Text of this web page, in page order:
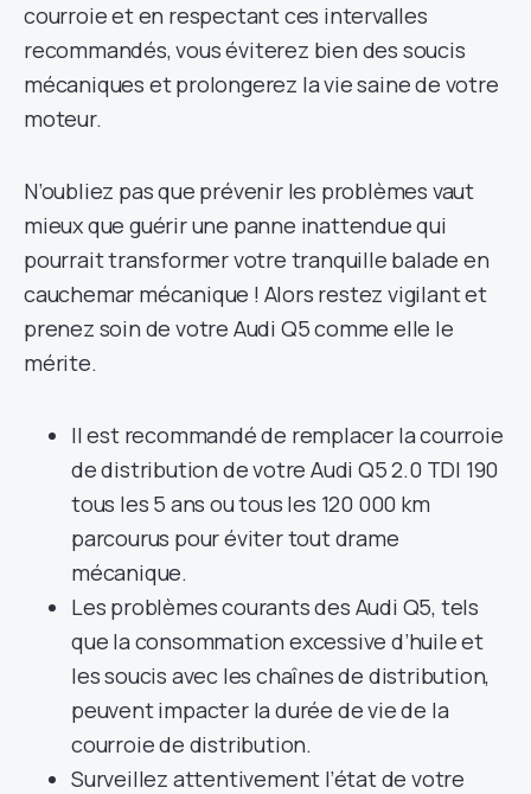
courroie et en respectant ces intervalles
recommandés, vous éviterez bien des soucis
mécaniques et prolongerez la vie saine de votre
moteur.
N’oubliez pas que prévenir les problèmes vaut
mieux que guérir une panne inattendue qui
pourrait transformer votre tranquille balade en
cauchemar mécanique ! Alors restez vigilant et
prenez soin de votre Audi Q5 comme elle le
mérite.
Il est recommandé de remplacer la courroie
de distribution de votre Audi Q5 2.0 TDI 190
tous les 5 ans ou tous les 120 000 km
parcourus pour éviter tout drame
mécanique.
Les problèmes courants des Audi Q5, tels
que la consommation excessive d’huile et
les soucis avec les chaînes de distribution,
peuvent impacter la durée de vie de la
courroie de distribution.
Surveillez attentivement l’état de votre